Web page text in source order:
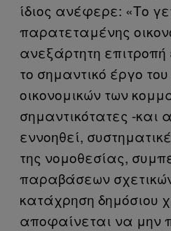
ίδιος ανέφερε: «Το
παρατεταμένης
ανεξάρτητη
το σημαντικό έργο
οικονομικών των
σημαντικότατες -και
εννοηθεί,
της νομοθεσίας,
παραβάσεων
κατάχρηση δημόσιου
αποφαίνεται να μην